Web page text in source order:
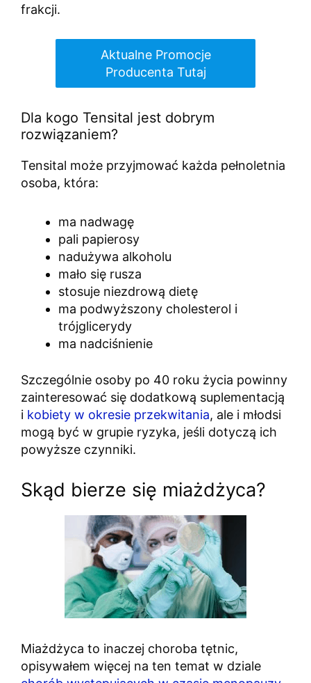
frakcji.
Aktualne Promocje
Producenta Tutaj
Dla kogo Tensital jest dobrym
rozwiązaniem?
Tensital może przyjmować każda pełnoletnia
osoba, która:
ma nadwagę
pali papierosy
nadużywa alkoholu
mało się rusza
stosuje niezdrową dietę
ma podwyższony cholesterol i
trójglicerydy
ma nadciśnienie
Szczególnie osoby po 40 roku życia powinny
zainteresować się dodatkową suplementacją
i kobiety w okresie przekwitania, ale i młodsi
mogą być w grupie ryzyka, jeśli dotyczą ich
powyższe czynniki.
Skąd bierze się miażdżyca?
Miażdżyca to inaczej choroba tętnic,
opisywałem więcej na ten temat w dziale